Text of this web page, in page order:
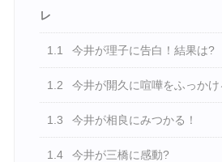
レ
1.1 今井が理子に告白！結果は?
1.2 今井が開久に喧嘩をふっかけ
1.3 今井が相良にみつかる！
1.4 今井が三橋に感動?